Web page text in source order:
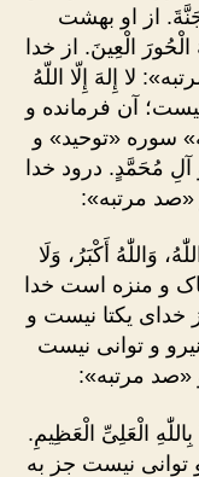
از او بهشت
الْعِينَ. از خدا
لا إِلهَ إِلّا اللّهُ
آن فرمانده و
سوره «توحید» و
مُحَمَّدٍ. درود خدا
«صد مرتبه»:
وَاللّٰهُ أَكْبَرُ، وَلَا
و منزه است خدا
یکتا نیست و
و توانى نیست
«صد مرتبه»:
الْعَلِىِّ الْعَظِيمِ.
توانى نیست جز به